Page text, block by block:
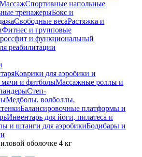
МассажСпортивные напольные
тренажерыБокс и
Свободные весаРастяжка и
Фитнес и групповые
и функциональный
реабилитации
Коврики для аэробики и
мячи и фитболыМассажные роллы и
Степ-
Медболы, волболлы,
Балансировочные платформы и
Инвентарь для йоги, пилатеса и
и штанги для аэробикиБодибары и
оболочке 4 кг